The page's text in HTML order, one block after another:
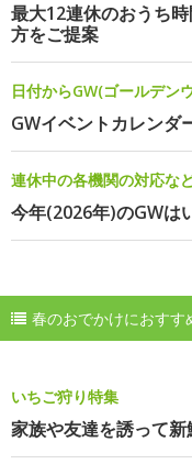
最大12連休のおうち
方をご提案
日付からGW(ゴールデン
GWイベントカレンダ
連休中の各機関の対応な
今年(2026年)のGWは
春のおでかけにおすす
いちご狩り特集
家族や友達を誘って